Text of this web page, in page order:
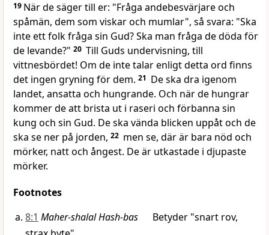
19 När de säger till er: "Fråga andebesvärjare och
spåmän, dem som viskar och mumlar", så svara: "Ska
inte ett folk fråga sin Gud? Ska man fråga de döda för
de levande?" 20 Till Guds undervisning, till
vittnesbördet! Om de inte talar enligt detta ord finns
det ingen gryning för dem. 21 De ska dra igenom
landet, ansatta och hungrande. Och när de hungrar
kommer de att brista ut i raseri och förbanna sin
kung och sin Gud. De ska vända blicken uppåt och de
ska se ner på jorden, 22 men se, där är bara nöd och
mörker, natt och ångest. De är utkastade i djupaste
mörker.
Footnotes
8:1 Maher-shalal Hash-bas Betyder "snart rov,